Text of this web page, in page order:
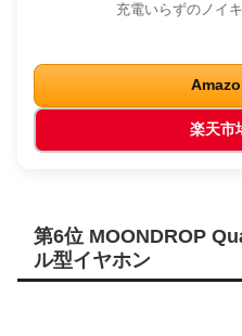
充電いらずのノイ
楽天市
第6位 MOONDROP
ル型イヤホン